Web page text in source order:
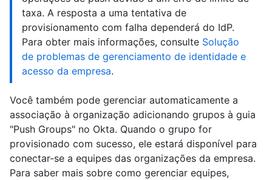
taxa. A resposta a uma tentativa de
provisionamento com falha dependerá do IdP.
Para obter mais informações, consulte Solução
de problemas de gerenciamento de identidade e
acesso da empresa.
Você também pode gerenciar automaticamente a
associação à organização adicionando grupos à guia
"Push Groups" no Okta. Quando o grupo for
provisionado com sucesso, ele estará disponível para
conectar-se a equipes das organizações da empresa.
Para saber mais sobre como gerenciar equipes,